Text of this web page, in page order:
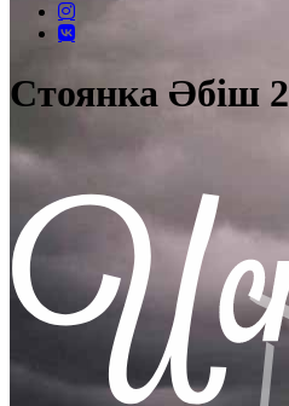
Стоянка Әбіш 2